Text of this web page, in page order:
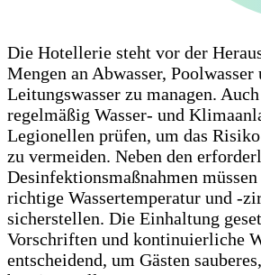
Die Hotellerie steht vor der
Mengen an Abwasser, Poolwasser
Leitungswasser zu managen.
regelmäßig Wasser- und
Legionellen prüfen, um das
zu vermeiden. Neben den
Desinfektionsmaßnahmen
richtige Wassertemperatur und -
sicherstellen. Die Einhaltung
Vorschriften und kontinuierliche
entscheidend, um Gästen